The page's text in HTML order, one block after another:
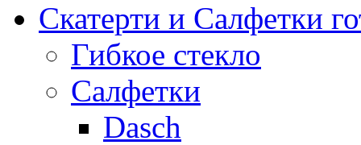
Скатерти и Салфетки
Гибкое стекло
Салфетки
Dasch